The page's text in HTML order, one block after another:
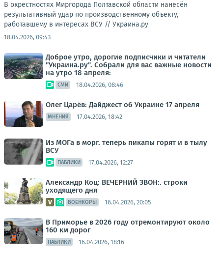
В окрестностях Миргорода Полтавской области нанесён
результативный удар по производственному объекту,
работавшему в интересах ВСУ // Украина.ру
18.04.2026, 09:43
Доброе утро, дорогие подписчики и читатели
"Украина.ру". Собрали для вас важные новости
на утро 18 апреля:
СМИ 18.04.2026, 08:46
Олег Царёв: Дайджест об Украине 17 апреля
МНЕНИЯ 17.04.2026, 18:42
Из МОГа в морг. теперь пикапы горят и в тылу
ВСУ
ПАБЛИКИ 17.04.2026, 12:27
Александр Коц: ВЕЧЕРНИЙ ЗВОН:. строки
уходящего дня
ВОЕНКОРЫ 16.04.2026, 20:05
В Приморье в 2026 году отремонтируют около
160 км дорог
ПАБЛИКИ 16.04.2026, 18:16